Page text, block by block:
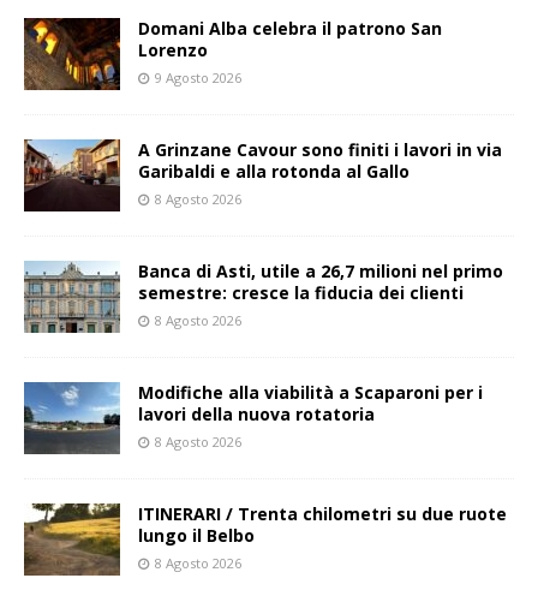
Domani Alba celebra il patrono San
Lorenzo
9 Agosto 2026
A Grinzane Cavour sono finiti i lavori in via
Garibaldi e alla rotonda al Gallo
8 Agosto 2026
Banca di Asti, utile a 26,7 milioni nel primo
semestre: cresce la fiducia dei clienti
8 Agosto 2026
Modifiche alla viabilità a Scaparoni per i
lavori della nuova rotatoria
8 Agosto 2026
ITINERARI / Trenta chilometri su due ruote
lungo il Belbo
8 Agosto 2026